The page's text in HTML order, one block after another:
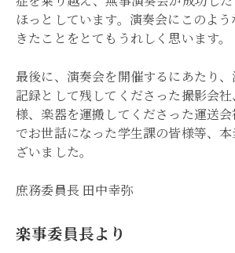
ほっとしています。演奏会にこのよ
きたことをとてもうれしく思います。
最後に、演奏会を開催するにあたり
記録として残してくださった撮影会
様、楽器を運搬してくださった運送
でお世話になった学生課の皆様等、
ざいました。
庶務委員長 田中幸弥
楽事委員長より